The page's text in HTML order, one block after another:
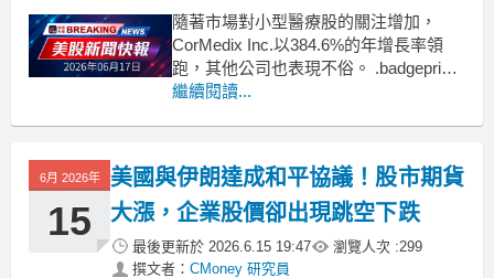
隨著市場對小型醫療股的關注增加，
CorMedix Inc.以384.6%的年增長率領
跑，其他公司也表現不俗。 .badgeprice-
container {
gap: 1rem !important;
繼續閱讀...
6月 2026年
15
美國與伊朗達成和平協議！股市期貨
大漲，企業股價卻出現跳空下跌
最後更新於 2026.6.15 19:47 瀏覽人次 :299
撰文者： CMoney 研究員